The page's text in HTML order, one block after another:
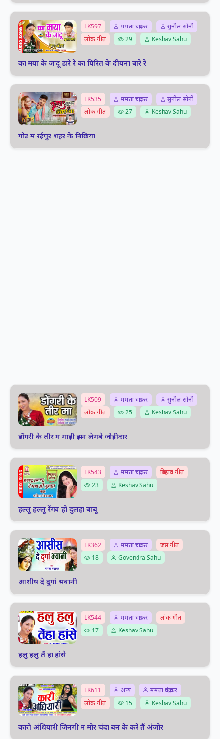
LK597 ममता चंद्राकर
सुनील सोनी
लोक गीत
29 Keshav Sahu
का मया के जादू डारे रे का पिरित के दीयना बारे रे
LK535 ममता चंद्राकर
सुनील सोनी
लोक गीत
27 Keshav Sahu
गोड़ म रईपुर शहर के बिछिया
LK509 ममता चंद्राकर
सुनील सोनी
लोक गीत
25 Keshav Sahu
डोंगरी के तीर म गाड़ी झन लेगबे जोड़ीदार
LK543 ममता चंद्राकर
बिहाव गीत
23
Keshav Sahu
हल्लू हल्लू रेंगव हो दुलहा बाबू
LK362 ममता चंद्राकर
जस गीत
18
Govendra Sahu
आशीष दे दुर्गा भवानी
LK544 ममता चंद्राकर
लोक गीत
17
Keshav Sahu
हलु हलु तैं हा हांसे
LK611 अन्य
ममता चंद्राकर
लोक गीत
15 Keshav Sahu
कारी अंधियारी जिनगी म मोर चंदा बन के करे तैं अंजोर